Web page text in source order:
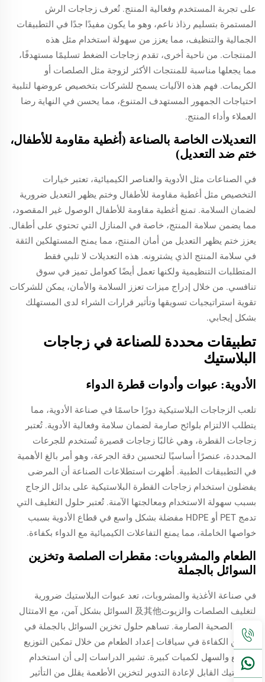
على تجربة المستخدم وفعالية المنتج. تُعرف زجاجات الرش
المستمرة بتسليم رذاذ ناعم، وهو ما يكون مفيدًا جدًا في التطبيقات
الجمالية والتنظيف، مما يعزز من سهولة استخدام مثل هذه
المنتجات. من ناحية أخرى، تقدم زجاجات الضغط تسليمًا مستهدفًا،
مما يجعلها مناسبة للمنتجات الأكثر لزوجة مثل الصلصات أو
الكريمات. فهم هذه الآليات يسمح للشركات بتخصيص عروضها لتلبية
احتياجات الجمهور المستهدف المتنوع، مما يحسن في النهاية رضا
العملاء وأداء المنتج.
التعديلات الخاصة بالصناعة (أغطية مقاومة للأطفال،
ختم ضد التعديل)
في الصناعات مثل الأدوية والعناصر الكيميائية، تعتبر خيارات
التخصيص مثل أغطية مقاومة للأطفال وختم يظهر التعديل ضرورية
لضمان السلامة. تمنع أغطية مقاومة للأطفال الوصول غير المقصود،
مما يضمن سلامة المنتج، خاصة في المنازل التي تحتوي على أطفال.
يعزز ختم يظهر التعديل من أمان المنتج، مما يمنح المستهلكين الثقة
في سلامة المنتج الذي يشترونه. هذه التعديلات لا تلبي فقط
المتطلبات التنظيمية ولكنها تعمل أيضًا كعوامل تميز في سوق
تنافسي. من خلال إدراج ميزات تعزز السلامة والأمان، يمكن للشركات
تقوية استراتيجيات تسويقها وتأثير قرارات الشراء لدى المستهلك
بشكل إيجابي.
تطبيقات محددة للصناعة في زجاجات
البلاستيك
الأدوية: عبوات وأدوات قطرة الدواء
تلعب الزجاجات البلاستيكية دورًا حاسمًا في صناعة الأدوية، مما
يتطلب الالتزام بلوائح صارمة لضمان سلامة وفعالية الأدوية. تُعتبر
زجاجات القطرة، وهي غالبًا زجاجات قصيرة تُستخدم للجرعات
المحددة، عنصرًا أساسيًا لتحسين دقة الجرعة، وهو أمر بالغ الأهمية
في التطبيقات الطبية. أظهرت استطلاعات الصناعة أن المرضى
يفضلون استخدام زجاجات القطرة البلاستيكية على بدائل الزجاج
بسبب سهولة الاستخدام ومعالجتها الآمنة. تُعتبر حلول التغليف التي
تدمج PET أو HDPE مفضلة بشكل واسع في قطاع الأدوية بسبب
خواصها الخاملة، مما يمنع التفاعلات الكيميائية مع الدواء بكفاءة.
الطعام والمشروبات: مقطرات الصلصة وتخزين
السوائل بالجملة
في صناعة الأغذية والمشروبات، تعد عبوات البلاستيك ضرورية
لتغليف الصلصات والزيوت及其他 السوائل بشكل آمن، مع الامتثال
للوائح الصحية الصارمة. تساهم حلول تخزين السوائل بالجملة في
تحسين الكفاءة في سياقات إعداد الطعام من خلال تمكين التوزيع
السريع والسهل لكميات كبيرة. تشير الدراسات إلى أن استخدام
البلاستيك القابل لإعادة التدوير لتخزين الأطعمة يقلل من التأثير